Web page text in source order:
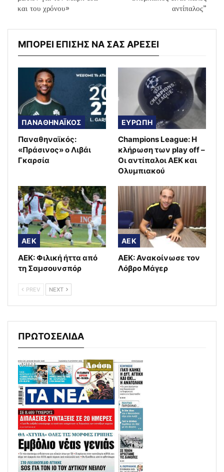
και του χρόνου»
αντίπαλος”
ΜΠΟΡΕΙ ΕΠΙΣΗΣ ΝΑ ΣΑΣ ΑΡΕΣΕΙ
ΠΑΝΑΘΗΝΑΪΚΟΣ
Παναθηναϊκός:
«Πράσινος» ο Λιβάι
Γκαρσία
ΕΥΡΩΠΗ
Champions League: Η
κλήρωση των play off –
Οι αντίπαλοι ΑΕΚ και
Ολυμπιακού
AEK
ΑΕΚ: Φιλική ήττα από
τη Σαμσουνσπόρ
AEK
ΑΕΚ: Ανακοίνωσε τον
Λόβρο Μάγερ
PREV NEXT
ΠΡΩΤΟΣΕΛΙΔΑ